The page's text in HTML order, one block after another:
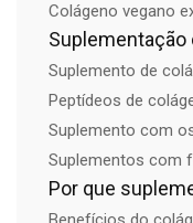
Colágeno vegano
Suplemento de
Peptídeos de
Suplemento com
Suplementos com
Por que